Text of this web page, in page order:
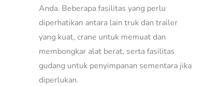
Anda. Beberapa fasilitas yang perlu
diperhatikan antara lain truk dan trailer
yang kuat, crane untuk memuat dan
membongkar alat berat, serta fasilitas
gudang untuk penyimpanan sementara jika
diperlukan.